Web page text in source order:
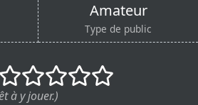
Amateur
Type de public
() () () ()
()
à y jouer.)